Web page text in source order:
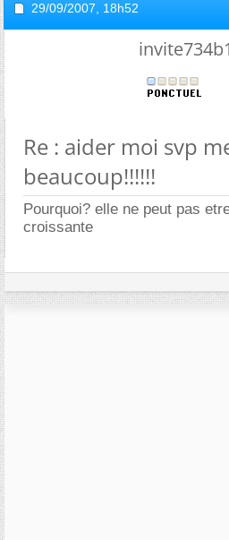
29/09/2007, 18h52
Re : aider moi svp
beaucoup!!!!!!
Pourquoi? elle ne peut pas
croissante